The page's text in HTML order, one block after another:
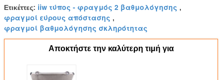
Ετικέττες: iiw τύπος - φραγμός 2 βαθμολόγησης ,
φραγμοί εύρους απόστασης ,
φραγμοί βαθμολόγησης σκληρότητας
Αποκτήστε την καλύτερη τιμή για